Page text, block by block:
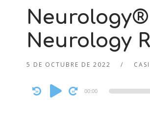
Neurology
5 DE OCTUBRE DE 2022
Audio
Player
00:00